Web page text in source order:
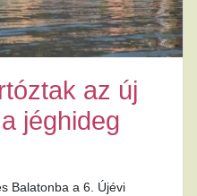
az új
jéghideg
Balatonba a 6. Újévi